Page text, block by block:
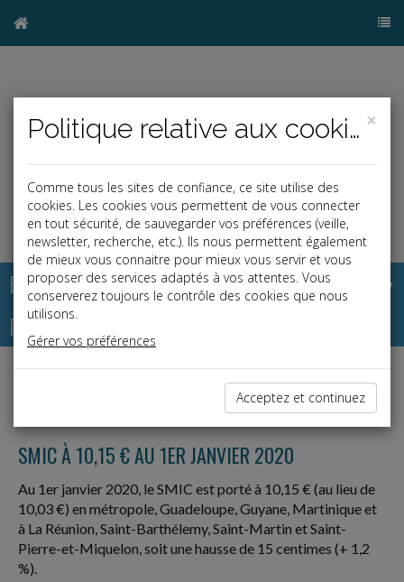
Base documentaire
Dépêches
SMIC À 10,15 € AU 1ER JANVIER 2020
Au 1er janvier 2020, le SMIC est porté à 10,15 € (au lieu de
10,03 €) en métropole, Guadeloupe, Guyane, Martinique et
à La Réunion, Saint-Barthélemy, Saint-Martin et Saint-
Pierre-et-Miquelon, soit une hausse de 15 centimes (+ 1,2
%).
×
Politique relative aux cookies
Comme tous les sites de confiance, ce site utilise des
cookies. Les cookies vous permettent de vous connecter
en tout sécurité, de sauvegarder vos préférences (veille,
newsletter, recherche, etc.). Ils nous permettent également
de mieux vous connaitre pour mieux vous servir et vous
proposer des services adaptés à vos attentes. Vous
conserverez toujours le contrôle des cookies que nous
utilisons.
Gérer vos préférences
Acceptez et continuez